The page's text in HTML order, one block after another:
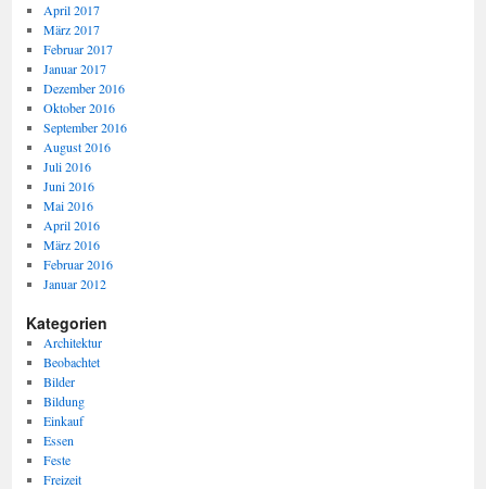
April 2017
März 2017
Februar 2017
Januar 2017
Dezember 2016
Oktober 2016
September 2016
August 2016
Juli 2016
Juni 2016
Mai 2016
April 2016
März 2016
Februar 2016
Januar 2012
Kategorien
Architektur
Beobachtet
Bilder
Bildung
Einkauf
Essen
Feste
Freizeit